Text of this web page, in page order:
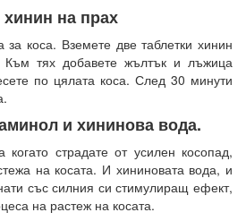
хинин на прах
коса. Вземете две таблетки хинин
тях добавете жълтък и лъжица
по цялата коса. След 30 минути
и хининова вода.
страдате от усилен косопад,
на косата. И хининовата вода, и
със силния си стимулиращ ефект,
на растеж на косата.